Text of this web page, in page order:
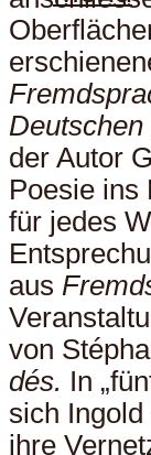
Deutschen
der Autor
Poesie ins
für jedes
aus
von
dés. In
sich
ihre